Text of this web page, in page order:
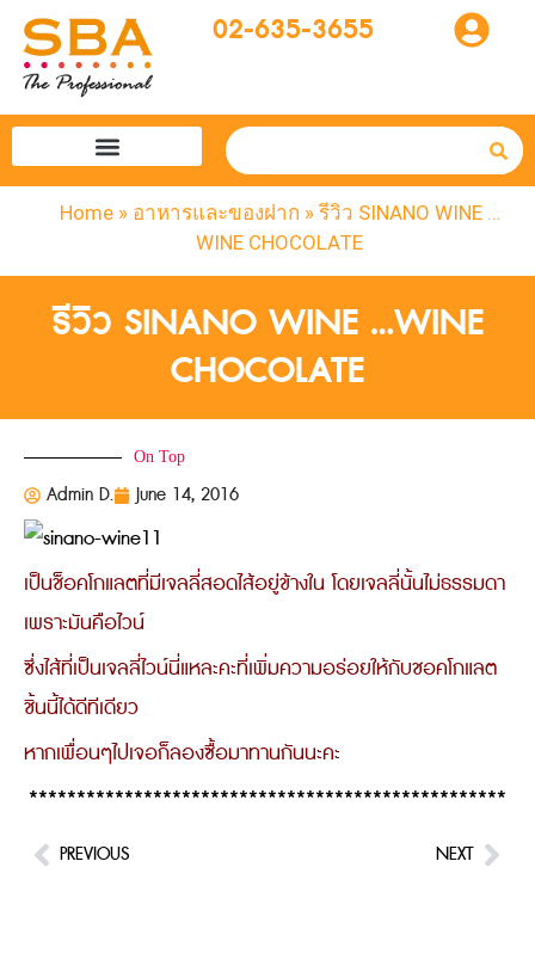
02-635-3655
Home» อาหารและของฝาก »รีวิว SINANO WINE …
WINE CHOCOLATE
รีวิว SINANO WINE …WINE
CHOCOLATE
On Top
Admin D. June 14, 2016
เป็นช็อคโกแลตที่มีเจลลี่สอดไส้อยู่ข้างใน โดยเจลลี่นั้นไม่ธรรมดา
เพราะมันคือไวน์
ซึ่งไส้ที่เป็นเจลลี่ไวน์นี่แหละคะที่เพิ่มความอร่อยให้กับชอคโกแลต
ชิ้นนี้ได้ดีทีเดียว
หากเพื่อนๆไปเจอก็ลองซื้อมาทานกันนะคะ
**************************************************
PREVIOUS NEXT